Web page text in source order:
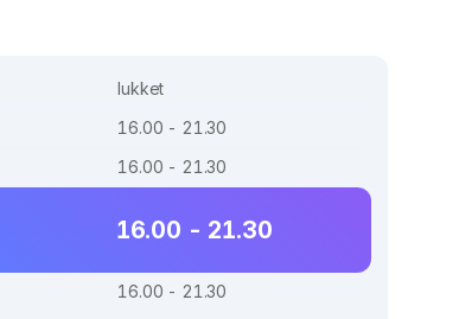
lukket
16.00 - 21.30
16.00 - 21.30
16.00 - 21.30
16.00 - 21.30